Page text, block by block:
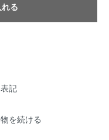
る
記
を続ける